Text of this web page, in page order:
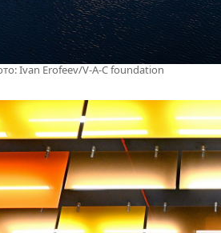
Ivan Erofeev/V-A-C foundation